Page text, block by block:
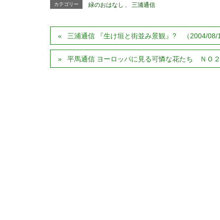
カテゴリー 緑のおはなし 三浦通信
三浦通信 『生け垣と街並み景観』? （2004/08/
平馬通信 ヨーロッパに見る可憐な花たち ＮＯ